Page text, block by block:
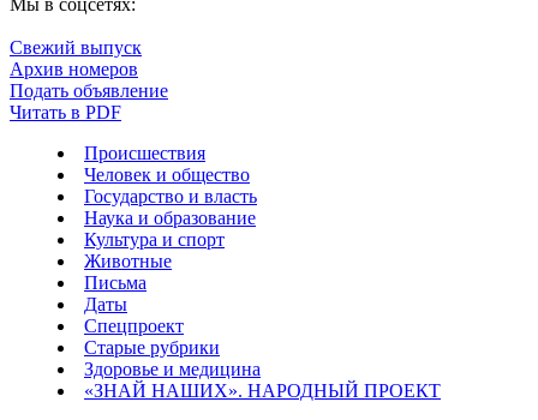
Мы в соцсетях:
Свежий выпуск
Архив номеров
Подать объявление
Читать в PDF
Происшествия
Человек и общество
Государство и власть
Наука и образование
Культура и спорт
Животные
Письма
Даты
Спецпроект
Старые рубрики
Здоровье и медицина
«ЗНАЙ НАШИХ». НАРОДНЫЙ ПРОЕКТ